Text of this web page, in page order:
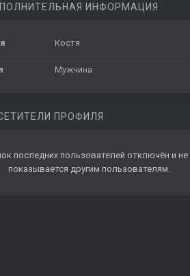
ИНФОРМАЦИЯ
Костя
Мужчина
ПРОФИЛЯ
последних пользователей отключён и не
показывается другим пользователям.